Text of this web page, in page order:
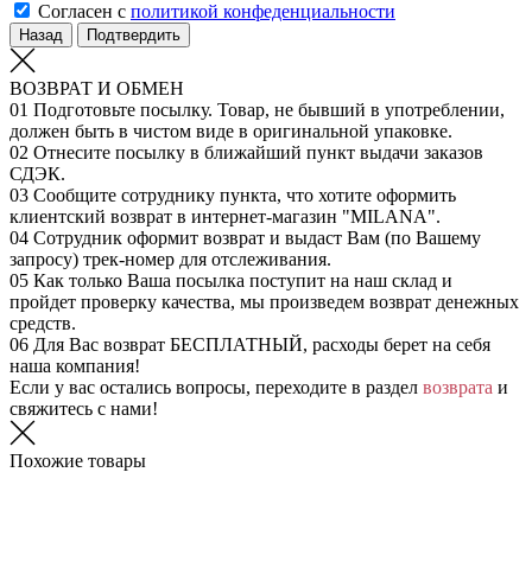
Согласен с политикой конфеденциальности
Назад Подтвердить
ВОЗВРАТ И ОБМЕН
01 Подготовьте посылку. Товар, не бывший в употреблении,
должен быть в чистом виде в оригинальной упаковке.
02 Отнесите посылку в ближайший пункт выдачи заказов
СДЭК.
03 Сообщите сотруднику пункта, что хотите оформить
клиентский возврат в интернет-магазин "MILANA".
04 Сотрудник оформит возврат и выдаст Вам (по Вашему
запросу) трек-номер для отслеживания.
05 Как только Ваша посылка поступит на наш склад и
пройдет проверку качества, мы произведем возврат денежных
средств.
06 Для Вас возврат БЕСПЛАТНЫЙ, расходы берет на себя
наша компания!
Если у вас остались вопросы, переходите в раздел возврата и
свяжитесь с нами!
Похожие товары